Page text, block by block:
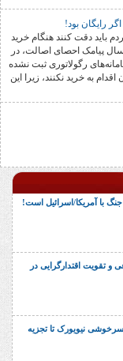
رایگان بود!
باید دقت کنند هنگام خرید
پیامک احصای اصالت، در
رگولاتوری ثبت نشده
به خرید نکنند، زیرا این
اقتدارگرایی در
نیویورک تا تجزیه